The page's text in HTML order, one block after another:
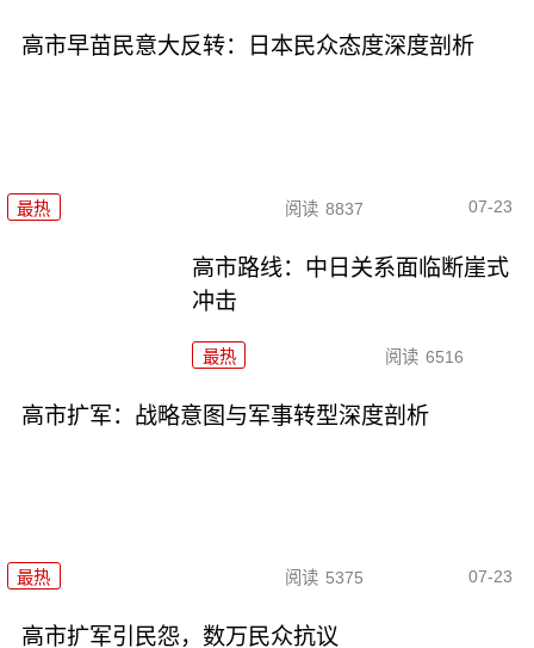
高市早苗民意大反转：日本民众态度深度剖析
最热 阅读 8837 07-23
高市路线：中日关系面临断崖式
冲击
最热 阅读 6516
高市扩军：战略意图与军事转型深度剖析
最热 阅读 5375 07-23
高市扩军引民怨，数万民众抗议